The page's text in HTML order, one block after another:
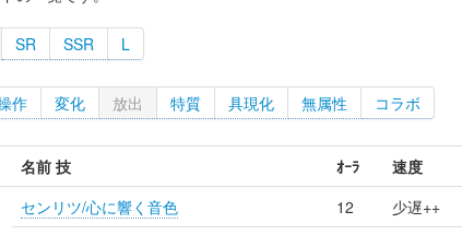
SR SSR L
作 変化 放出 特質 具現化 無属性 コラボ
名前 技 ｵｰﾗ 速度
センリツ/心に響く音色
12 少遅++